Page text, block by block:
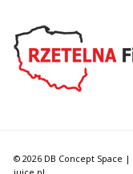
© 2026 DB Concept Space |